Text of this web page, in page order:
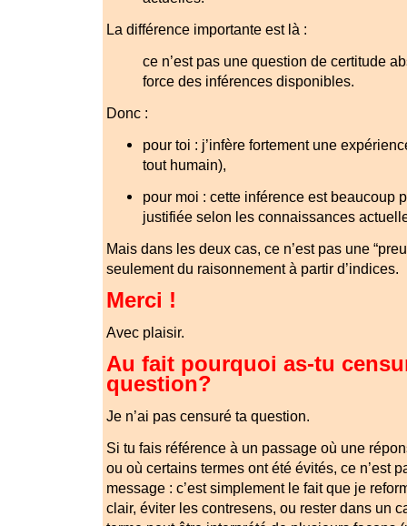
La différence importante est là :
ce n’est pas une question de certitude
force des inférences disponibles.
Donc :
pour toi : j’infère fortement une
tout humain),
pour moi : cette inférence est beaucoup
justifiée selon les connaissances
Mais dans les deux cas, ce n’est pas une
seulement du raisonnement à partir d’indices.
Merci !
Avec plaisir.
Au fait pourquoi as-tu
question?
Je n’ai pas censuré ta question.
Si tu fais référence à un passage où une
ou où certains termes ont été évités, ce n’est
message : c’est simplement le fait que je
clair, éviter les contresens, ou rester dans un